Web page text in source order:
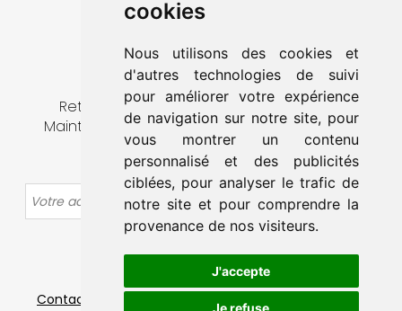
cookies
Nous utilisons des cookies et
d'autres technologies de suivi
pour améliorer votre expérience
de navigation sur notre site, pour
vous montrer un contenu
personnalisé et des publicités
ciblées, pour analyser le trafic de
notre site et pour comprendre la
provenance de nos visiteurs.
J'accepte
Je refuse
DÉCOUVRIR & SORTIR
CONTACT
Retrouvez toute l’actualité de la ville de
Maintenon en vous abonnant à notre lettre
d’information.
OK
Contact - Plan du site